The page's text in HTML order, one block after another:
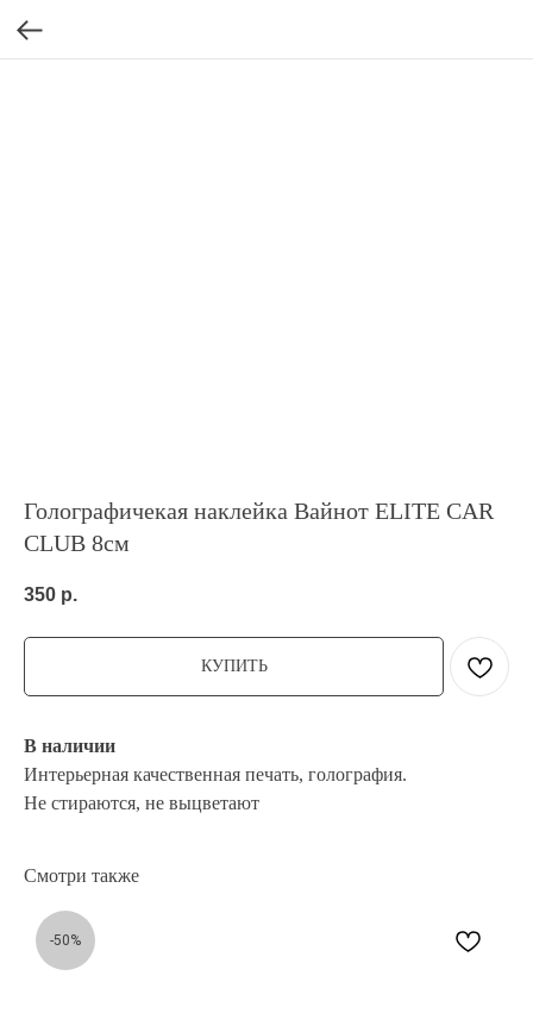
Голографичекая наклейка Вайнот ELITE CAR
CLUB 8см
350 р.
КУПИТЬ
В наличии
Интерьерная качественная печать, голография.
Не стираются, не выцветают
Смотри также
-50%